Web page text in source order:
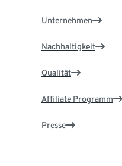
Unternehmen
Nachhaltigkeit
Qualität
Affiliate Programm
Presse